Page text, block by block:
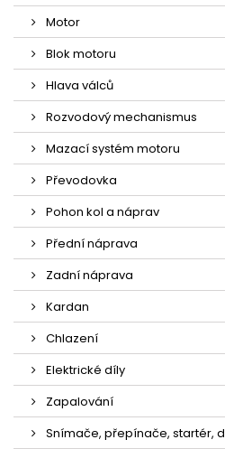
Motor
Blok motoru
Hlava válců
Rozvodový mechanismus
Mazací systém motoru
Převodovka
Pohon kol a náprav
Přední náprava
Zadní náprava
Kardan
Chlazení
Elektrické díly
Zapalování
Snímače, přepínače, startér,